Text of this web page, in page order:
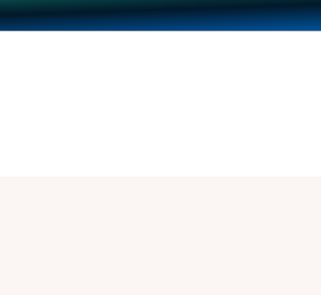
WordPress導入